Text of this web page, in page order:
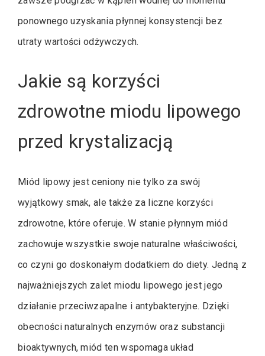
ponownego uzyskania płynnej konsystencji bez
utraty wartości odżywczych.
Jakie są korzyści
zdrowotne miodu lipowego
przed krystalizacją
Miód lipowy jest ceniony nie tylko za swój
wyjątkowy smak, ale także za liczne korzyści
zdrowotne, które oferuje. W stanie płynnym miód
zachowuje wszystkie swoje naturalne właściwości,
co czyni go doskonałym dodatkiem do diety. Jedną z
najważniejszych zalet miodu lipowego jest jego
działanie przeciwzapalne i antybakteryjne. Dzięki
obecności naturalnych enzymów oraz substancji
bioaktywnych, miód ten wspomaga układ